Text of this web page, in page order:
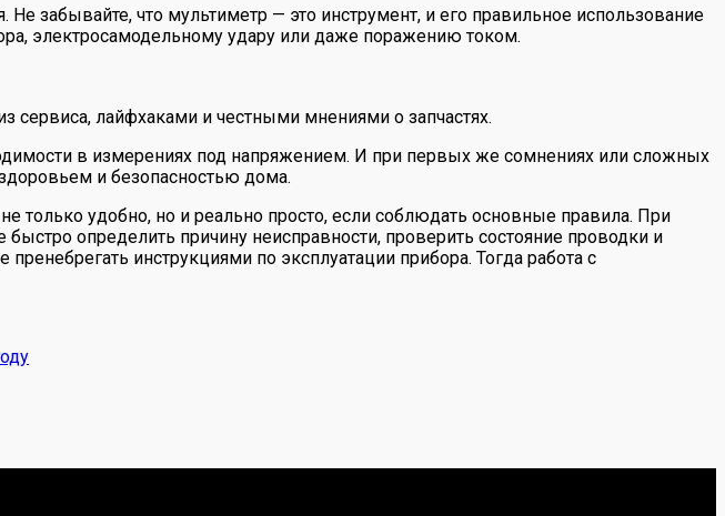
забывайте, что мультиметр — это инструмент, и его правильное использование
электросамодельному удару или даже поражению током.
лайфхаками и честными мнениями о запчастях.
в измерениях под напряжением. И при первых же сомнениях или сложных
и безопасностью дома.
только удобно, но и реально просто, если соблюдать основные правила. При
определить причину неисправности, проверить состояние проводки и
инструкциями по эксплуатации прибора. Тогда работа с